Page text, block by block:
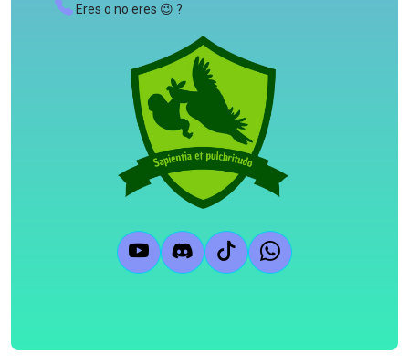
Eres o no eres 😉 ?